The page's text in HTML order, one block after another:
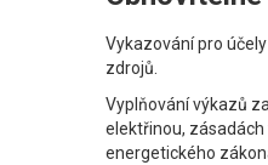
Vykazování pro
zdrojů.
Vyplňování výkazů
elektřinou,
energetického